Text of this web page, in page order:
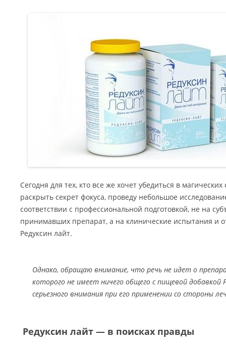
Сегодня для тех, кто все же хочет убедиться в
раскрыть секрет фокуса, проведу небольшое
соответствии с профессиональной подготовкой, не на
принимавших препарат, а на клинические испытания и
Редуксин лайт.
Однако, обращаю внимание, что речь не идет о
которого не имеет ничего общего с пищевой добавкой
серьезного внимания при его применении со стороны
Редуксин лайт — в поисках правды